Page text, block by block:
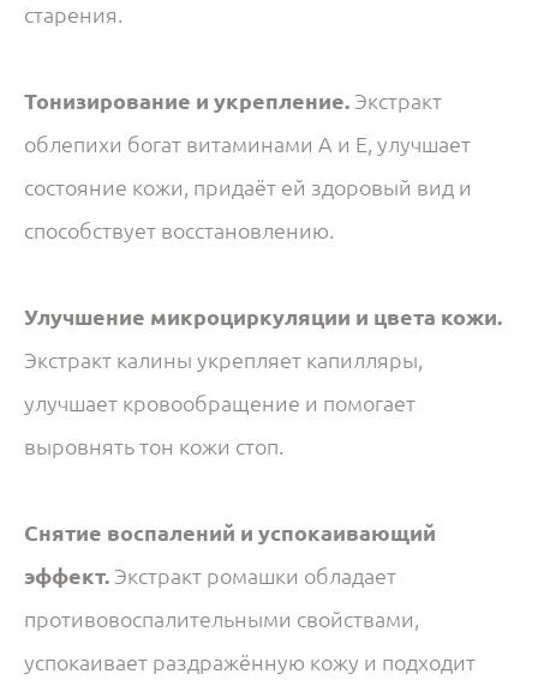
старения.
Тонизирование и укрепление. Экстракт
облепихи богат витаминами A и E, улучшает
состояние кожи, придаёт ей здоровый вид и
способствует восстановлению.
Улучшение микроциркуляции и цвета кожи.
Экстракт калины укрепляет капилляры,
улучшает кровообращение и помогает
выровнять тон кожи стоп.
Снятие воспалений и успокаивающий
эффект. Экстракт ромашки обладает
противовоспалительными свойствами,
успокаивает раздражённую кожу и подходит